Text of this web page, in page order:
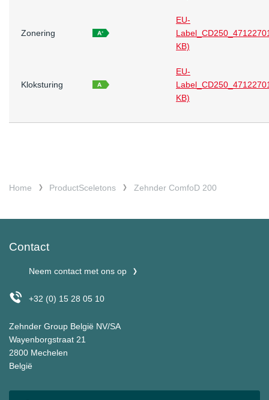
Zonering
EU-
KB)
Kloksturing
EU-
KB)
Home ProductSceletons Zehnder ComfoD 200
Contact
Neem contact met ons op
+32 (0) 15 28 05 10
Zehnder Group België NV/SA
Wayenborgstraat 21
2800 Mechelen
België